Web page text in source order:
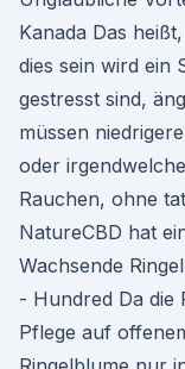
Kanada Das
dies sein wird ein
gestresst sind,
müssen
oder
Rauchen, ohne
NatureCBD hat
Wachsende
- Hundred Da die
Pflege auf